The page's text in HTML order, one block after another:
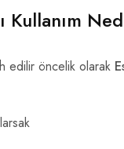
Kullanım
edilir öncelik olarak